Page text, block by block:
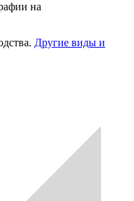
на
Другие виды и